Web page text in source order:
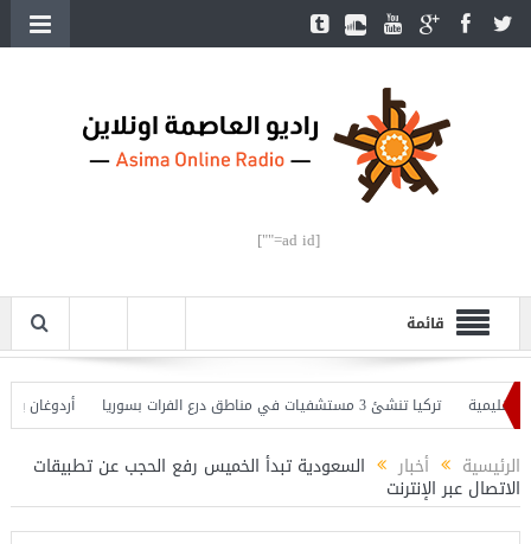
[ad id=""]
قائمة
تركيا تنشئ 3 مستشفيات في مناطق درع الفرات بسوريا
أردوغان يفتتح
الرئيسية أخبار السعودية تبدأ الخميس رفع الحجب عن تطبيقات
الاتصال عبر الإنترنت